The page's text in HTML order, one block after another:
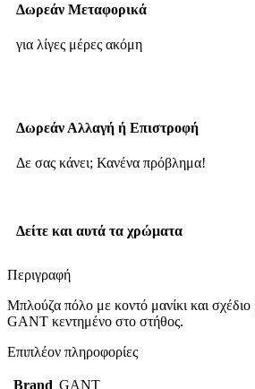
Δωρεάν Μεταφορικά
για λίγες μέρες ακόμη
Δωρεάν Αλλαγή ή Επιστροφή
Δε σας κάνει; Κανένα πρόβλημα!
Δείτε και αυτά τα χρώματα
Περιγραφή
Μπλούζα πόλο με κοντό μανίκι και
GANT κεντημένο στο στήθος.
Επιπλέον πληροφορίες
Brand GANT